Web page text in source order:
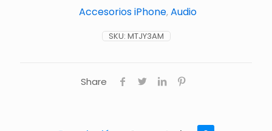
SKU: MTJY3AM
Accesorios iPhone,Audio
Share